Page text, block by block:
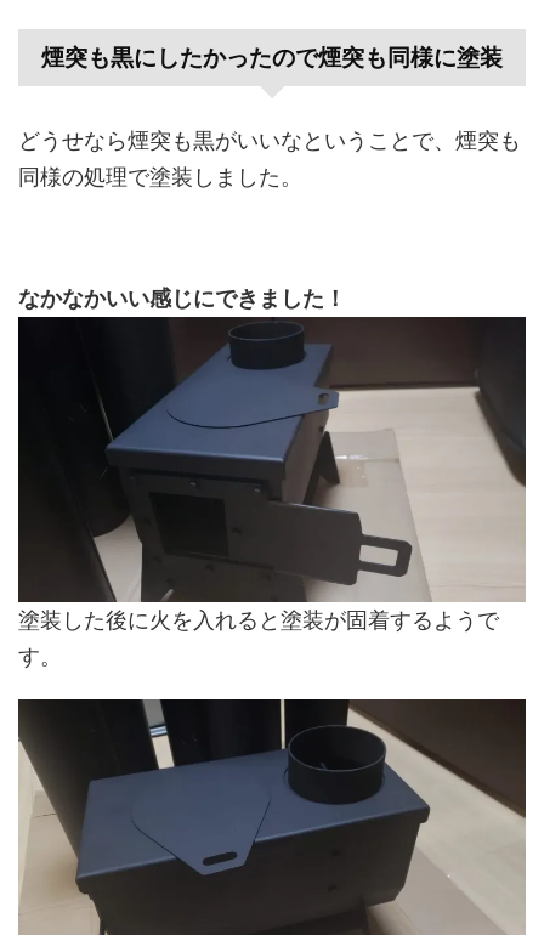
煙突も黒にしたかったので煙突も同様に塗装
どうせなら煙突も黒がいいなということで、煙突も
同様の処理で塗装しました。
なかなかいい感じにできました！
塗装した後に火を入れると塗装が固着するようで
す。